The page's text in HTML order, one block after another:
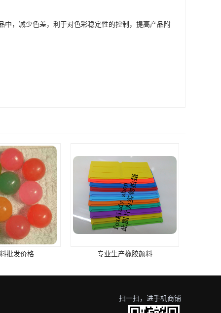
，减少色差，利于对色彩稳定性的控制，提高产品附
橡胶颜料 宝胜橡胶颜料公司
扫一扫，进手机商铺